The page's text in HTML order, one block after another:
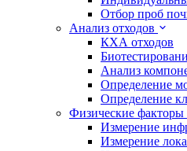
Отбор проб
Анализ отходов
КХА отходов
Анализ
Определение
Определение
Физические факторы
Измерение
Измерение